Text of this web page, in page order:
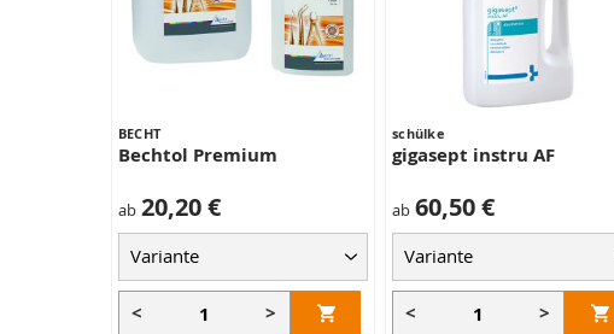
BECHT
Bechtol Premium
ab 20,20 €
< >
schülke
gigasept instru AF
ab 60,50 €
< >